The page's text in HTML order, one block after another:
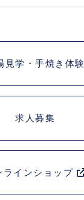
見学・手焼き体験
求人募集
ラインショップ